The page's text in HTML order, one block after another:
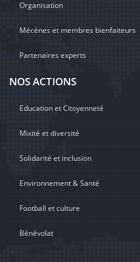
Organisation
Mécènes et membres bienfaiteurs
Partenaires experts
NOS ACTIONS
Education et Citoyenneté
Mixité et diversité
Solidarité et inclusion
Environnement & Santé
Football et culture
Bénévolat